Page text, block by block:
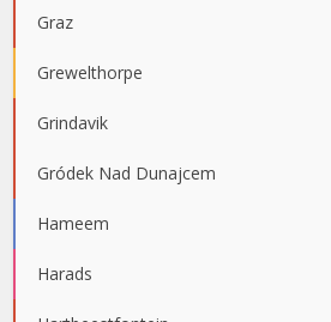
Graz
Grewelthorpe
Grindavik
Gródek Nad Dunajcem
Hameem
Harads